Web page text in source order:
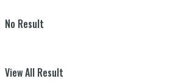
No Result
View All Result